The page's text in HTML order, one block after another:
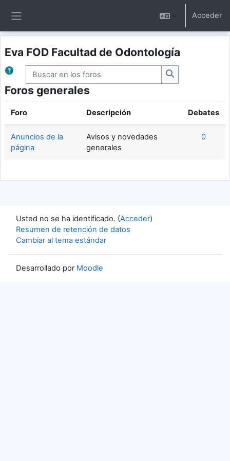
Acceder
Eva FOD Facultad de Odontología
Buscar en los foros
Buscar en los
Foros generales
Foro Descripción Debates
Anuncios de la
página
Avisos y novedades
generales
0
Usted no se ha identificado. (Acceder)
Resumen de retención de datos
Cambiar al tema estándar
Desarrollado por Moodle